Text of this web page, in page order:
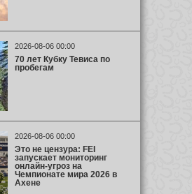
2026-08-06 00:00
70 лет Кубку Тевиса по
пробегам
2026-08-06 00:00
Это не цензура: FEI
запускает мониторинг
онлайн-угроз на
Чемпионате мира 2026 в
Ахене